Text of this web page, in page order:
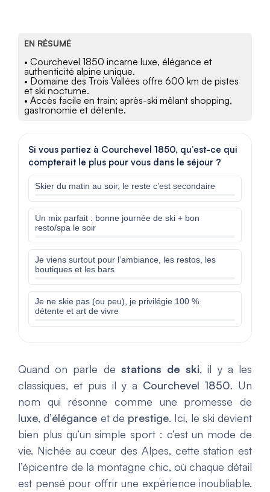
EN RÉSUMÉ
• Courchevel 1850 incarne luxe, élégance et
authenticité alpine unique.
• Domaine des Trois Vallées offre 600 km de pistes
et ski nocturne.
• Accès facile en train; après-ski mêlant shopping,
gastronomie et détente.
Si vous partiez à Courchevel 1850, qu’est-ce qui
compterait le plus pour vous dans le séjour ?
Skier du matin au soir, le reste c’est secondaire
Un mix parfait : bonne journée de ski + bon
resto/spa le soir
Je viens surtout pour l’ambiance, les restos, les
boutiques et les bars
Je ne skie pas (ou peu), je privilégie 100 %
détente et art de vivre
Quand on parle de stations de ski, il y a les
classiques, et puis il y a Courchevel 1850. Un
nom qui résonne comme une promesse de
luxe, d’élégance et de prestige. Ici, le ski devient
bien plus qu’un simple sport : c’est un mode de
vie. Nichée au cœur des Alpes, cette station est
l’épicentre de la montagne chic, où chaque détail
est pensé pour offrir une expérience inoubliable.